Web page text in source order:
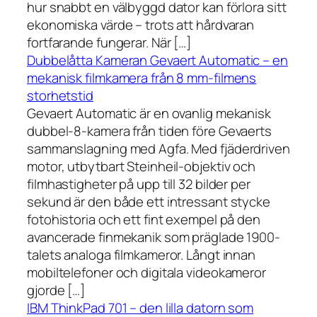
hur snabbt en välbyggd dator kan förlora sitt
ekonomiska värde – trots att hårdvaran
fortfarande fungerar. När […]
Dubbelåtta Kameran Gevaert Automatic – en
mekanisk filmkamera från 8 mm-filmens
storhetstid
Gevaert Automatic är en ovanlig mekanisk
dubbel-8-kamera från tiden före Gevaerts
sammanslagning med Agfa. Med fjäderdriven
motor, utbytbart Steinheil-objektiv och
filmhastigheter på upp till 32 bilder per
sekund är den både ett intressant stycke
fotohistoria och ett fint exempel på den
avancerade finmekanik som präglade 1900-
talets analoga filmkameror. Långt innan
mobiltelefoner och digitala videokameror
gjorde […]
IBM ThinkPad 701 – den lilla datorn som